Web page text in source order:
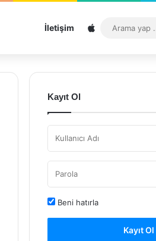
İletişim Sitemap
Kayıt Ol
Beni hatırla
Kayıt Ol